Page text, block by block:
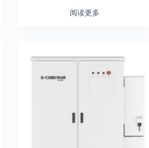
阅读更多